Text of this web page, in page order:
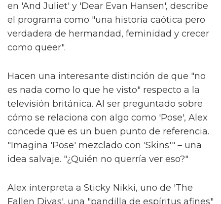
en 'And Juliet' y 'Dear Evan Hansen', describe
el programa como "una historia caótica pero
verdadera de hermandad, feminidad y crecer
como queer".
Hacen una interesante distinción de que "no
es nada como lo que he visto" respecto a la
televisión británica. Al ser preguntado sobre
cómo se relaciona con algo como 'Pose', Alex
concede que es un buen punto de referencia.
"Imagina 'Pose' mezclado con 'Skins'" – una
idea salvaje. "¿Quién no querría ver eso?"
Alex interpreta a Sticky Nikki, uno de 'The
Fallen Divas', una "pandilla de espíritus afines"